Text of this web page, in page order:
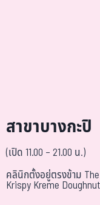
สาขาบางกะปิ
(เปิด 11.00 – 21.00 น.)
คลินิกตั้งอยู่ตรงข้าม
Krispy Kreme